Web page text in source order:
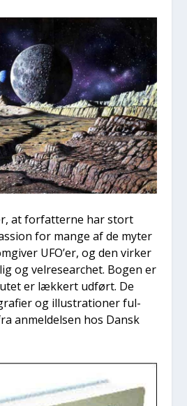
at for­fat­ter­ne har stort
for man­ge af de myter
UFO’er, og den vir­ker
og vel­re­sear­chet. Bogen er
er læk­kert udført. De
og illu­stra­tio­ner ful­
anmel­del­sen hos Dansk